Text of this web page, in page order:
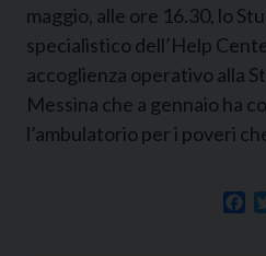
maggio, alle ore 16.30, lo
specialistico dell’Help
accoglienza operativo alla
Messina che a gennaio ha
l’ambulatorio per i poveri